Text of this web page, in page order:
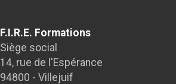
F.I.R.E. Formations
Siège social
14, rue de l'Espérance
94800 - Villejuif